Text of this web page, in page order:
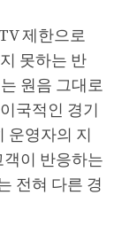
제한으로
못하는 반
원음 그대로
국적인 경기
운영자의 지
이 반응하는
전혀 다른 경